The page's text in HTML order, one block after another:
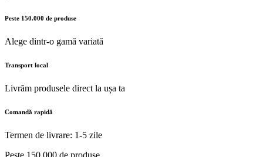
Peste 150.000 de produse
Alege dintr-o gamă variată
Transport local
Livrăm produsele direct la ușa ta
Comandă rapidă
Termen de livrare: 1-5 zile
Peste 150.000 de produse